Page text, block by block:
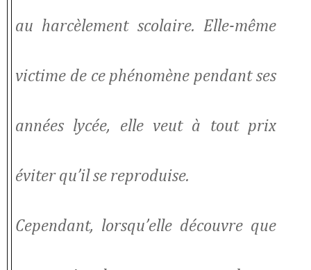
au harcèlement scolaire. Elle-même
victime de ce phénomène pendant ses
années lycée, elle veut à tout prix
éviter qu’il se reproduise.
Cependant, lorsqu’elle découvre que